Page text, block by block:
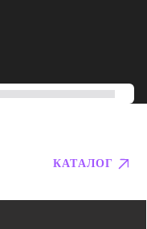
КАТАЛОГ